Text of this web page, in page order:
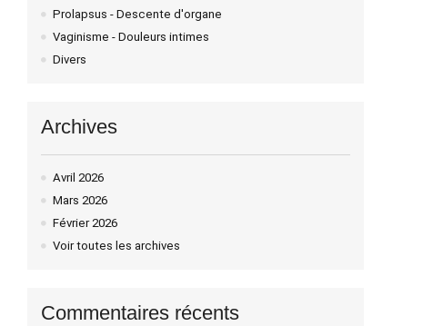
Prolapsus - Descente d'organe
Vaginisme - Douleurs intimes
Divers
Archives
Avril 2026
Mars 2026
Février 2026
Voir toutes les archives
Commentaires récents